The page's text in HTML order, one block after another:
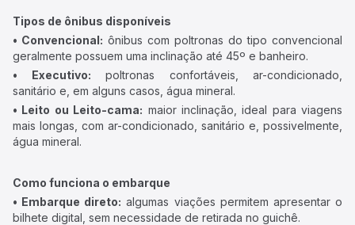
Tipos de ônibus disponíveis
• Convencional: ônibus com poltronas do tipo convencional
geralmente possuem uma inclinação até 45º e banheiro.
• Executivo: poltronas confortáveis, ar-condicionado,
sanitário e, em alguns casos, água mineral.
• Leito ou Leito-cama: maior inclinação, ideal para viagens
mais longas, com ar-condicionado, sanitário e, possivelmente,
água mineral.
Como funciona o embarque
• Embarque direto: algumas viações permitem apresentar o
bilhete digital, sem necessidade de retirada no guichê.